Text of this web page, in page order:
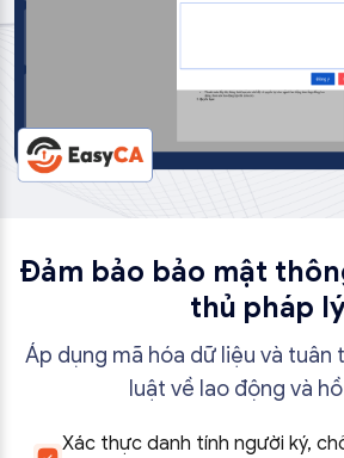
Đảm bảo bảo mật
thủ pháp
Áp dụng mã hóa dữ liệu và tuân
luật về lao động và
Xác thực danh tính người ký,